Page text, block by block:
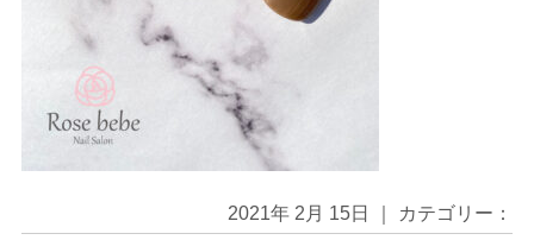
2021年 2月 15日 ｜ カテゴリー：